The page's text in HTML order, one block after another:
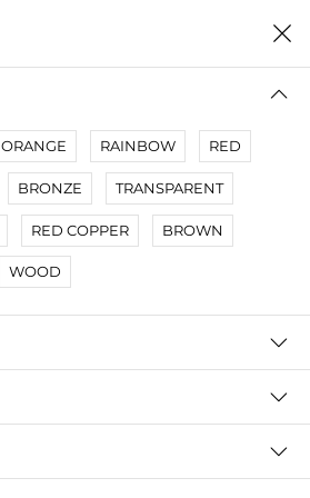
0
ORANGE RAINBOW RED
BRONZE TRANSPARENT
RED COPPER BROWN
WOOD